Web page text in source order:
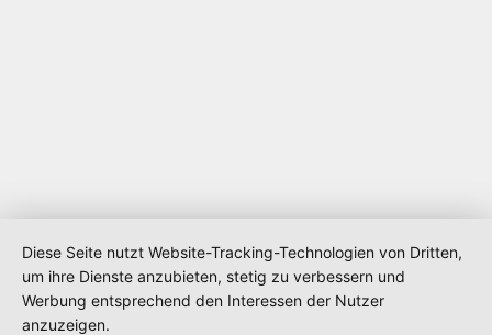
Impressum & Datenschutz
Home
Diese Seite nutzt Website-Tracking-Technologien von Dritten,
um ihre Dienste anzubieten, stetig zu verbessern und
Werbung entsprechend den Interessen der Nutzer
anzuzeigen.